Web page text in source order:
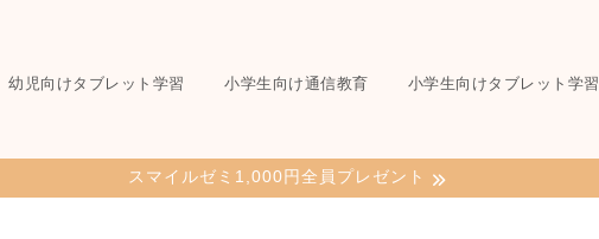
幼児向けタブレット学習 小学生向け通信教育 小学生向けタブレット学習
スマイルゼミ1,000円全員プレゼント